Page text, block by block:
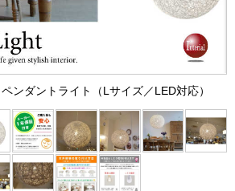
ンダントライト（Lサイズ／LED対応）